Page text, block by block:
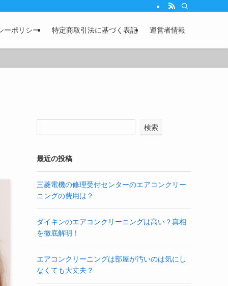
ーポリシー 特定商取引法に基づく表記 運営者情報
検索
最近の投稿
三菱電機の修理受付センターのエアコンクリー
ニングの費用は？
ダイキンのエアコンクリーニングは高い？真相
を徹底解明！
エアコンクリーニングは部屋が汚いのは気にし
なくても大丈夫？